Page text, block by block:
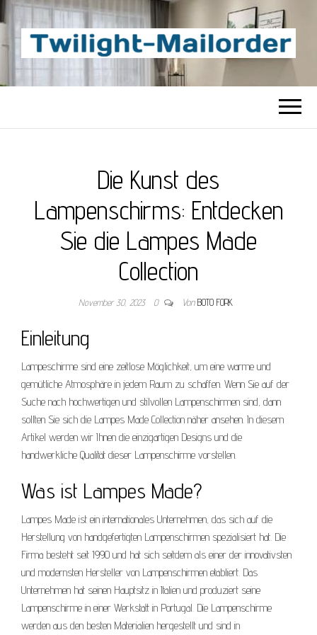
TWILIGHT-
MAILORDER
Beste Content-Sharing-Site
Die Kunst des
Lampenschirms: Entdecken
Sie die Lampes Made
Collection
November 30, 2023 0 Von BOTO FORK
Einleitung
Lampeschirme sind eine zeitlose Möglichkeit, um eine warme und
gemütliche Atmosphäre in jedem Raum zu schaffen. Wenn Sie auf der
Suche nach hochwertigen und stilvollen Lampenschirmen sind, dann
sollten Sie sich die Lampes Made Collection näher ansehen. In diesem
Artikel werden wir Ihnen die einzigartigen Designs und die
handwerkliche Qualität dieser Lampenschirme vorstellen.
Was ist Lampes Made?
Lampes Made ist ein internationales Unternehmen, das sich auf die
Herstellung von handgefertigten Lampenschirmen spezialisiert hat. Die
Firma besteht seit 1990 und hat sich seitdem als einer der innovativsten
und modernsten Hersteller von Lampenschirmen etabliert. Das
Unternehmen hat seinen Hauptsitz in Italien und produziert seine
Lampenschirme in einer Werkstatt in Portugal. Die Lampenschirme
werden aus den besten Materialien hergestellt und sind in